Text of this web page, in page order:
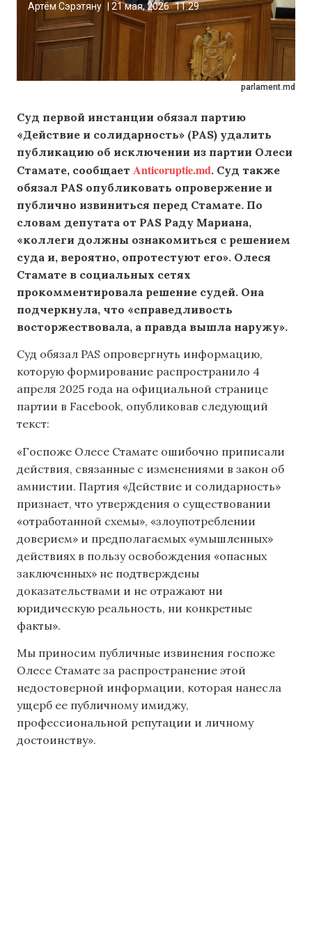
parlament.md
Артём Сэрэтяну 21 мая, 2026 11:29
Суд первой инстанции обязал партию
«Действие и солидарность» (PAS) удалить
публикацию об исключении из партии Олеси
Стамате, сообщает Anticoruptie.md. Суд также
обязал PAS опубликовать опровержение и
публично извиниться перед Стамате. По
словам депутата от PAS Раду Мариана,
«коллеги должны ознакомиться с решением
суда и, вероятно, опротестуют его». Олеся
Стамате в социальных сетях
прокомментировала решение судей. Она
подчеркнула, что «справедливость
восторжествовала, а правда вышла наружу».
Суд обязал PAS опровергнуть информацию,
которую формирование распространило 4
апреля 2025 года на официальной странице
партии в Facebook, опубликовав следующий
текст:
«Госпоже Олесе Стамате ошибочно приписали
действия, связанные с изменениями в закон об
амнистии. Партия «Действие и солидарность»
признает, что утверждения о существовании
«отработанной схемы», «злоупотреблении
доверием» и предполагаемых «умышленных»
действиях в пользу освобождения «опасных
заключенных» не подтверждены
доказательствами и не отражают ни
юридическую реальность, ни конкретные
факты».
Мы приносим публичные извинения госпоже
Олесе Стамате за распространение этой
недостоверной информации, которая нанесла
ущерб ее публичному имиджу,
профессиональной репутации и личному
достоинству».